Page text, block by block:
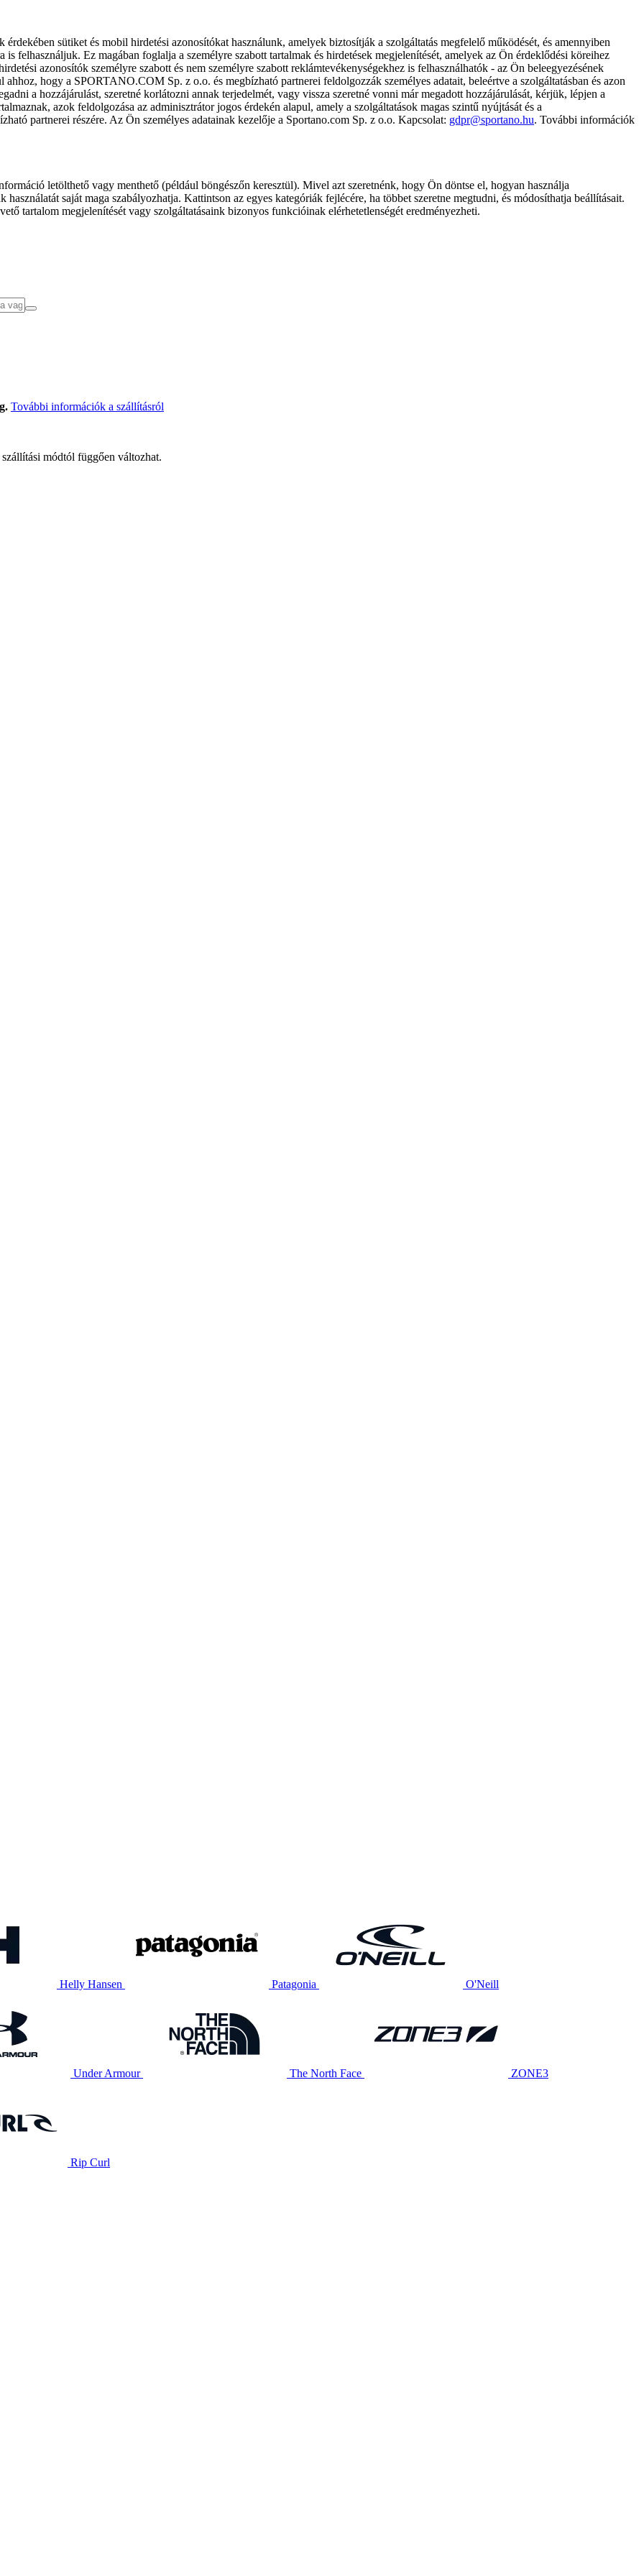
sütiket és mobil hirdetési azonosítókat használunk, amelyek biztosítják a szolgáltatás megfelelő működését, és amennyiben
is felhasználjuk. Ez magában foglalja a személyre szabott tartalmak és hirdetések megjelenítését, amelyek az Ön érdeklődési köreihez
azonosítók személyre szabott és nem személyre szabott reklámtevékenységekhez is felhasználhatók - az Ön beleegyezésének
hogy a SPORTANO.COM Sp. z o.o. és megbízható partnerei feldolgozzák személyes adatait, beleértve a szolgáltatásban és azon
a hozzájárulást, szeretné korlátozni annak terjedelmét, vagy vissza szeretné vonni már megadott hozzájárulását, kérjük, lépjen a
azok feldolgozása az adminisztrátor jogos érdekén alapul, amely a szolgáltatások magas szintű nyújtását és a
partnerei részére. Az Ön személyes adatainak kezelője a Sportano.com Sp. z o.o. Kapcsolat: gdpr@sportano.hu. További információk
letölthető vagy menthető (például böngészőn keresztül). Mivel azt szeretnénk, hogy Ön döntse el, hogyan használja
saját maga szabályozhatja. Kattintson az egyes kategóriák fejlécére, ha többet szeretne megtudni, és módosíthatja beállításait.
tartalom megjelenítését vagy szolgáltatásaink bizonyos funkcióinak elérhetetlenségét eredményezheti.
További információk a szállításról
módtól függően változhat.
Helly Hansen Patagonia O'Neill
Under Armour The North Face ZONE3
Rip Curl